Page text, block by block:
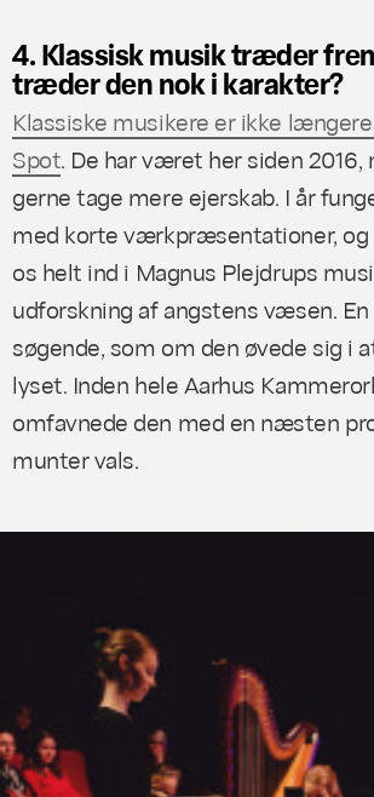
4. Klassisk musik træder
træder den nok i karakter?
Klassiske musikere er ikke
Spot. De har været her siden 2016,
gerne tage mere ejerskab. I år
med korte værkpræsentationer, og
os helt ind i Magnus Plejdrups
udforskning af angstens væsen.
søgende, som om den øvede sig i
lyset. Inden hele Aarhus
omfavnede den med en næsten
munter vals.